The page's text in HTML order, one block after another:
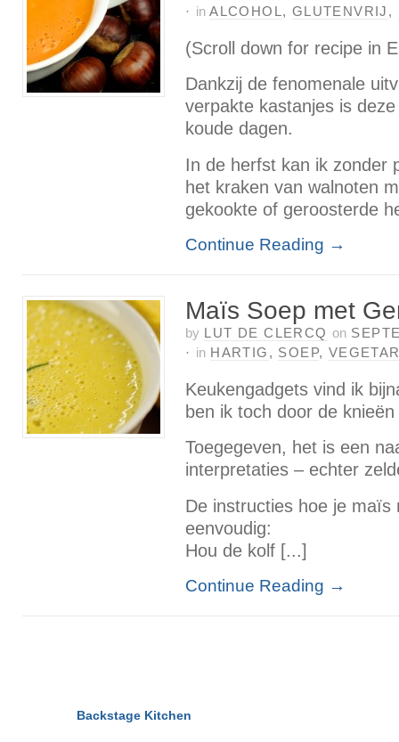
· in ALCOHOL , GLUTENVRIJ ,
(Scroll down for recipe in
Dankzij de fenomenale
verpakte kastanjes is
koude dagen.
In de herfst kan ik zonder
het kraken van walnoten
gekookte of geroosterde
Continue Reading →
Maïs Soep met
by LUT DE CLERCQ on
· in HARTIG , SOEP,
Keukengadgets vind ik
ben ik toch door de
Toegegeven, het is een
interpretaties – echter
De instructies hoe je maïs
eenvoudig:
Hou de kolf [...]
Continue Reading →
Backstage Kitchen